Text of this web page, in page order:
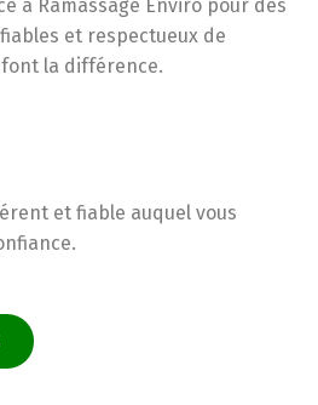
à Ramassage Enviro pour des
et respectueux de
la différence.
et fiable auquel vous